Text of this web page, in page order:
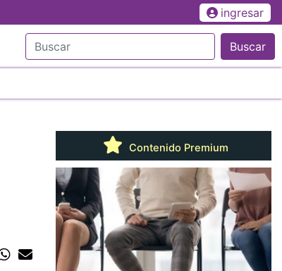
ingresar
Buscar
Contenido Premium